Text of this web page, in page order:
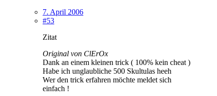
7. April 2006
#53
Zitat
Original von ClErOx
Dank an einem kleinen trick ( 100% kein cheat )
Habe ich unglaubliche 500 Skultulas heeh
Wer den trick erfahren möchte meldet sich
einfach !